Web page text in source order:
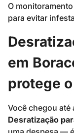
O
para evitar
em
protege
Você chegou até
Desratização